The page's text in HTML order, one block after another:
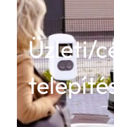
Üzleti/